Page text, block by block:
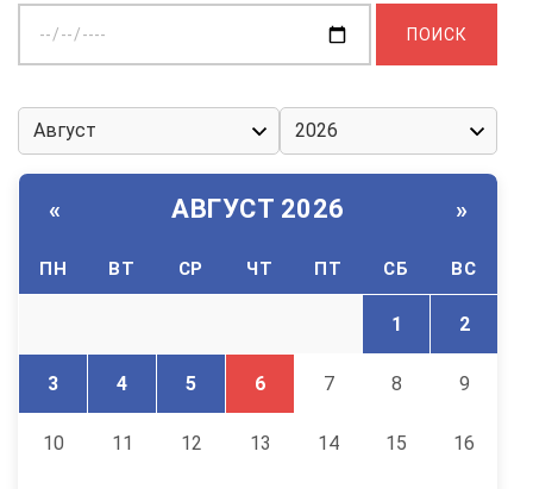
дату:
« АВГУСТ 2026 »
ПН ВТ СР ЧТ ПТ СБ ВС
1 2
3 4 5 6 7 8 9
10 11 12 13 14 15 16